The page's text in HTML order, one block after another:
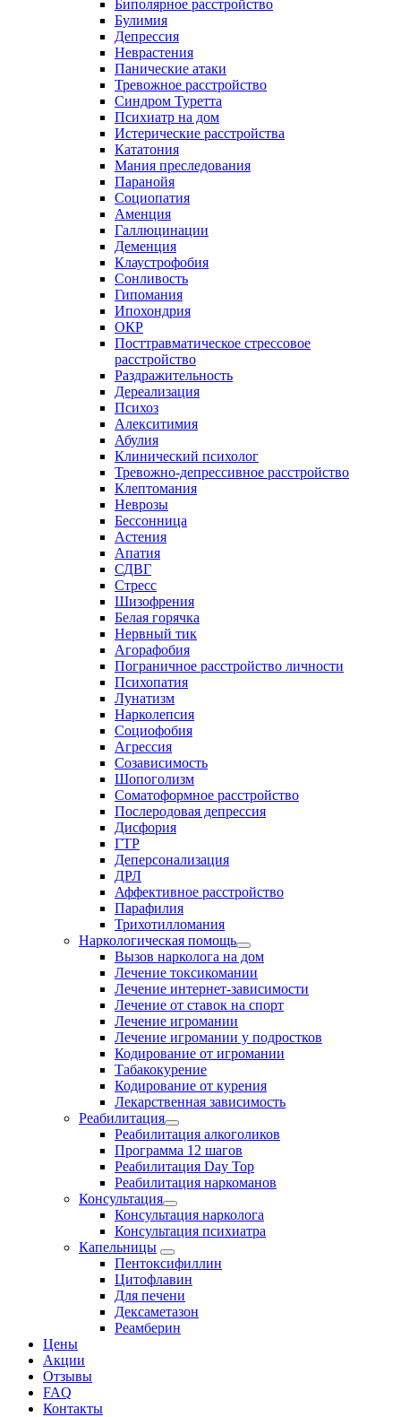
Биполярное расстройство
Булимия
Депрессия
Неврастения
Панические атаки
Тревожное расстройство
Синдром Туретта
Психиатр на дом
Истерические расстройства
Кататония
Мания преследования
Паранойя
Социопатия
Аменция
Галлюцинации
Деменция
Клаустрофобия
Сонливость
Гипомания
Ипохондрия
ОКР
Посттравматическое стрессовое
расстройство
Раздражительность
Дереализация
Психоз
Алекситимия
Абулия
Клинический психолог
Тревожно-депрессивное расстройство
Клептомания
Неврозы
Бессонница
Астения
Апатия
СДВГ
Стресс
Шизофрения
Белая горячка
Нервный тик
Агорафобия
Пограничное расстройство личности
Психопатия
Лунатизм
Нарколепсия
Социофобия
Агрессия
Созависимость
Шопоголизм
Соматоформное расстройство
Послеродовая депрессия
Дисфория
ГТР
Деперсонализация
ДРЛ
Аффективное расстройство
Парафилия
Трихотилломания
Наркологическая помощь
Вызов нарколога на дом
Лечение токсикомании
Лечение интернет-зависимости
Лечение от ставок на спорт
Лечение игромании
Лечение игромании у подростков
Кодирование от игромании
Табакокурение
Кодирование от курения
Лекарственная зависимость
Реабилитация
Реабилитация алкоголиков
Программа 12 шагов
Реабилитация Day Top
Реабилитация наркоманов
Консультация
Консультация нарколога
Консультация психиатра
Капельницы
Пентоксифиллин
Цитофлавин
Для печени
Дексаметазон
Реамберин
Цены
Акции
Отзывы
FAQ
Контакты